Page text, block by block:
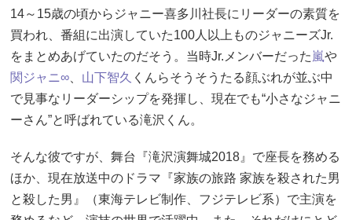
14～15歳の頃からジャニー喜多川社長にリーダーの素質を
買われ、番組に出演していた100人以上ものジャニーズJr.
をまとめあげていたのだそう。当時Jr.メンバーだった 嵐や
関ジャニ∞
山下智久 くんらそうそうたる顔ぶれが並ぶ中
で見事なリーダーシップを発揮し、現在でも“小さなジャニ
ーさん”と呼ばれている滝沢くん。
そんな彼ですが、舞台『滝沢演舞城2018』で座長を務める
ほか、現在放送中のドラマ『家族の旅路 家族を殺された男
と殺した男』（東海テレビ制作、フジテレビ系）で主演を